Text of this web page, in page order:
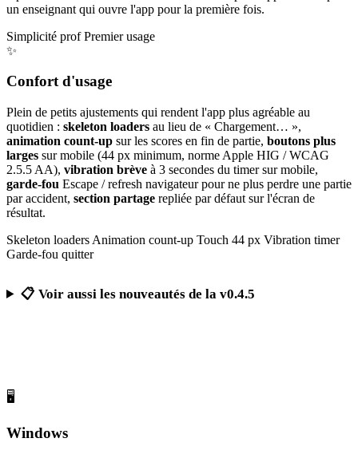
un enseignant qui ouvre l'app pour la première fois.
Simplicité prof Premier usage
✨
Confort d'usage
Plein de petits ajustements qui rendent l'app plus agréable au
quotidien : skeleton loaders au lieu de « Chargement… »,
animation count-up sur les scores en fin de partie, boutons plus
larges sur mobile (44 px minimum, norme Apple HIG / WCAG
2.5.5 AA), vibration brève à 3 secondes du timer sur mobile,
garde-fou Escape / refresh navigateur pour ne plus perdre une partie
par accident, section partage repliée par défaut sur l'écran de
résultat.
Skeleton loaders Animation count-up Touch 44 px Vibration timer
Garde-fou quitter
📋 Voir aussi les nouveautés de la v0.4.5
🖥️
Windows